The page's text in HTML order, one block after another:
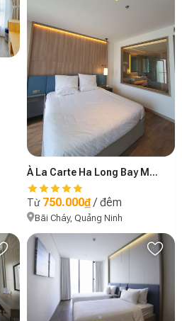
À La Carte Ha Long Bay Managed by Anstay - B2006
Từ 750.000₫/ đêm
Bãi Cháy, Quảng Ninh